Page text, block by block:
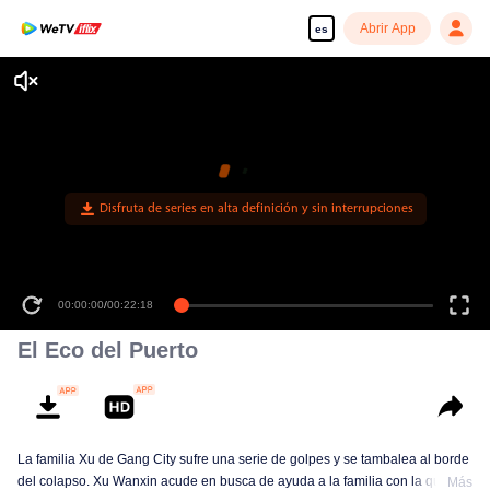
es Abrir App
Disfruta de series en alta definición y sin interrupciones
00:00:00/00:22:18
El Eco del Puerto
La familia Xu de Gang City sufre una serie de golpes y se tambalea al borde
del colapso. Xu Wanxin acude en busca de ayuda a la familia con la que Más